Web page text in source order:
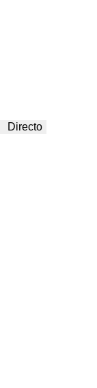
Directo